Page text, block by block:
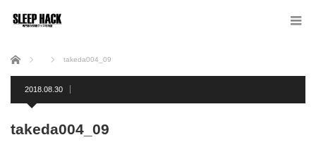
ホーム takeda004_09
2018.08.30
takeda004_09